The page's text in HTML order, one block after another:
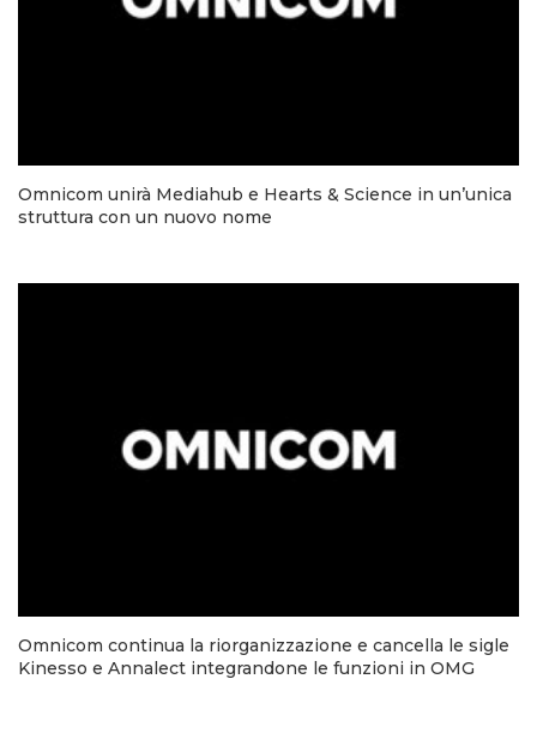
Omnicom unirà Mediahub e Hearts & Science in un’unica
struttura con un nuovo nome
Omnicom continua la riorganizzazione e cancella le sigle
Kinesso e Annalect integrandone le funzioni in OMG